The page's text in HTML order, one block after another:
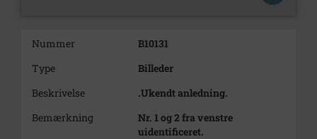
Nummer
B10131
Type
Billeder
Beskrivelse
.Ukendt anledning.
Bemærkning
Nr. 1 og 2 fra venstre
uidentificeret.